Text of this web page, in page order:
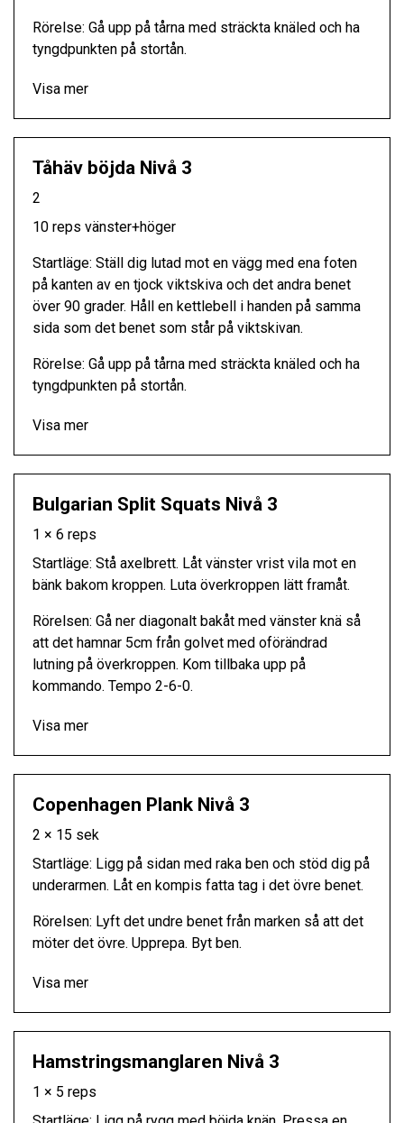
Rörelse: Gå upp på tårna med sträckta knäled och ha
tyngdpunkten på stortån.
Visa mer
Tåhäv böjda Nivå 3
2
10 reps vänster+höger
Startläge: Ställ dig lutad mot en vägg med ena foten
på kanten av en tjock viktskiva och det andra benet
över 90 grader. Håll en kettlebell i handen på samma
sida som det benet som står på viktskivan.
Rörelse: Gå upp på tårna med sträckta knäled och ha
tyngdpunkten på stortån.
Visa mer
Bulgarian Split Squats Nivå 3
1 × 6 reps
Startläge: Stå axelbrett. Låt vänster vrist vila mot en
bänk bakom kroppen. Luta överkroppen lätt framåt.
Rörelsen: Gå ner diagonalt bakåt med vänster knä så
att det hamnar 5cm från golvet med oförändrad
lutning på överkroppen. Kom tillbaka upp på
kommando. Tempo 2-6-0.
Visa mer
Copenhagen Plank Nivå 3
2 × 15 sek
Startläge: Ligg på sidan med raka ben och stöd dig på
underarmen. Låt en kompis fatta tag i det övre benet.
Rörelsen: Lyft det undre benet från marken så att det
möter det övre. Upprepa. Byt ben.
Visa mer
Hamstringsmanglaren Nivå 3
1 × 5 reps